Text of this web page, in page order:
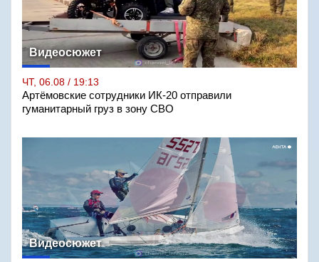
Видеосюжет
ЧТ, 06.08 / 19:13
Артёмовские сотрудники ИК-20 отправили
гуманитарный груз в зону СВО
Видеосюжет